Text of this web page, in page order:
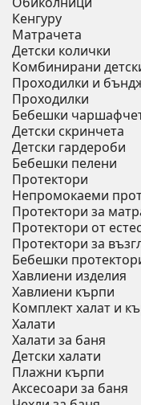
Кенгуру
Матрачета
Детски колички
Комбинирани
Проходилки и
Проходилки
Бебешки
Детски скринчета
Детски гардероби
Бебешки пелени
Протектори
Непромокаеми
Протектори за
Протектори от
Протектори за
Бебешки
Хавлиени изделия
Хавлиени кърпи
Комплект халат и
Халати
Халати за баня
Детски халати
Плажни кърпи
Аксесоари за баня